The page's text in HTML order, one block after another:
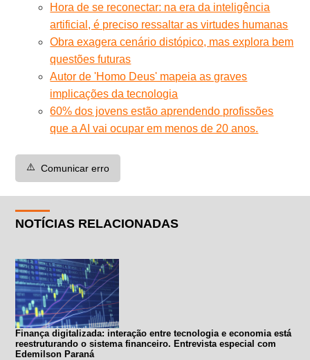
Hora de se reconectar: na era da inteligência
artificial, é preciso ressaltar as virtudes humanas
Obra exagera cenário distópico, mas explora bem
questões futuras
Autor de 'Homo Deus' mapeia as graves
implicações da tecnologia
60% dos jovens estão aprendendo profissões
que a AI vai ocupar em menos de 20 anos.
⚠️ Comunicar erro
NOTÍCIAS RELACIONADAS
Finança digitalizada: interação entre tecnologia e economia está
reestruturando o sistema financeiro. Entrevista especial com
Edemilson Paraná